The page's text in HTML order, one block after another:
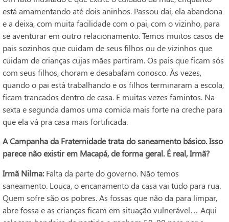
está amamentando até dois aninhos. Passou dai, ela abandona
e a deixa, com muita facilidade com o pai, com o vizinho, para
se aventurar em outro relacionamento. Temos muitos casos de
pais sozinhos que cuidam de seus filhos ou de vizinhos que
cuidam de crianças cujas mães partiram. Os pais que ficam sós
com seus filhos, choram e desabafam conosco. Às vezes,
quando o pai está trabalhando e os filhos terminaram a escola,
ficam trancados dentro de casa. E muitas vezes famintos. Na
sexta e segunda damos uma comida mais forte na creche para
que ela vá pra casa mais fortificada.
A Campanha da Fraternidade trata do saneamento básico. Isso
parece não existir em Macapá, de forma geral. É real, Irmã?
Irmã Nilma:Falta da parte do governo. Não temos
saneamento. Louca, o encanamento da casa vai tudo para rua.
Quem sofre são os pobres. As fossas que não da para limpar,
abre fossa e as crianças ficam em situação vulnerável… Aqui